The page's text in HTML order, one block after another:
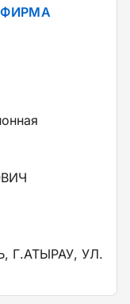
Г.АТЫРАУ, УЛ.